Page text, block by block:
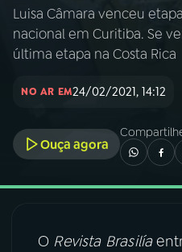
AO
INÍCIO
Luisa Câmara venceu
nacional em Curitiba. Se
última etapa na Costa Rica
NO AR EM24/02/2021, 14:12
Ouça agora
O Revista Brasilía